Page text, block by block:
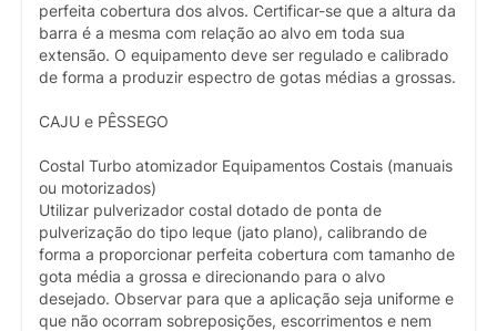
perfeita cobertura dos alvos. Certificar-se que a altura da
barra é a mesma com relação ao alvo em toda sua
extensão. O equipamento deve ser regulado e calibrado
de forma a produzir espectro de gotas médias a grossas.
CAJU e PÊSSEGO
Costal Turbo atomizador Equipamentos Costais (manuais
ou motorizados)
Utilizar pulverizador costal dotado de ponta de
pulverização do tipo leque (jato plano), calibrando de
forma a proporcionar perfeita cobertura com tamanho de
gota média a grossa e direcionando para o alvo
desejado. Observar para que a aplicação seja uniforme e
que não ocorram sobreposições, escorrimentos e nem